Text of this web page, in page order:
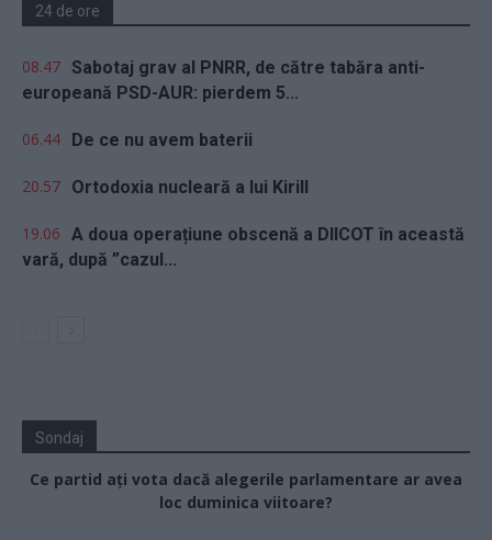
24 de ore
08.47 Sabotaj grav al PNRR, de către tabăra anti-
europeană PSD-AUR: pierdem 5...
06.44 De ce nu avem baterii
20.57 Ortodoxia nucleară a lui Kirill
19.06 A doua operațiune obscenă a DIICOT în această
vară, după ”cazul...
Sondaj
Ce partid ați vota dacă alegerile parlamentare ar avea
loc duminica viitoare?